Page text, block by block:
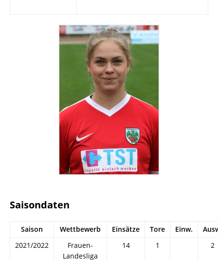
Saisondaten
Saison Wettbewerb Einsätze Tore Einw.
2021/2022
Frauen-
Landesliga
14 1 2